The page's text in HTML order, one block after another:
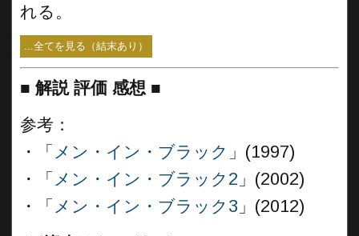
れる。
...全てを見る（結末あり）
■ 解説 評価 感想 ■
参考：
・「 メン・イン・ブラック 」(1997)
・「 メン・イン・ブラック2 」(2002)
・「 メン・イン・ブラック3 」(2012)